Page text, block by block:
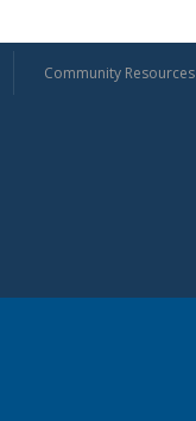
Community Resources